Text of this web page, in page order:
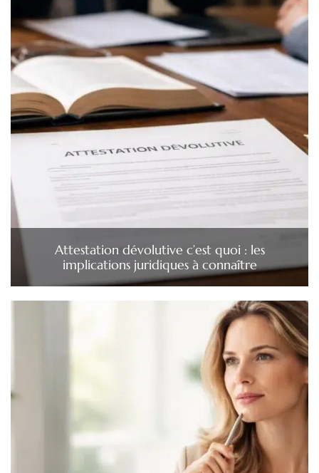
Attestation dévolutive c’est quoi : les
implications juridiques à connaître